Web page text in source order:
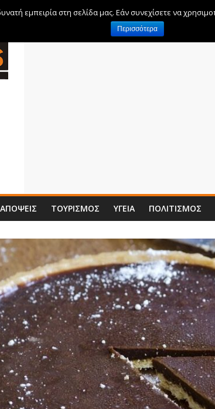
ΑΠΌΨΕΙΣ ΤΟΥΡΙΣΜΌΣ ΥΓΕΊΑ ΠΟΛΙΤΙΣΜΌΣ
εμπειρία στη σελίδα μας. Εάν συνεχίσετε να
Περισσότερα